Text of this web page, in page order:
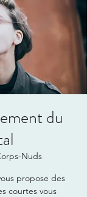
du
Nuds
propose des
courtes vous